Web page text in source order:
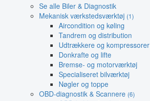
Se alle Biler & Diagnostik
Mekanisk værkstedsværktøj (1)
Aircondition og køling
Tandrem og distribution
Udtrækkere og kompressorer
Donkrafte og lifte
Bremse- og motorværktøj
Specialiseret bilværktøj
Nøgler og toppe
OBD-diagnostik & Scannere (6)